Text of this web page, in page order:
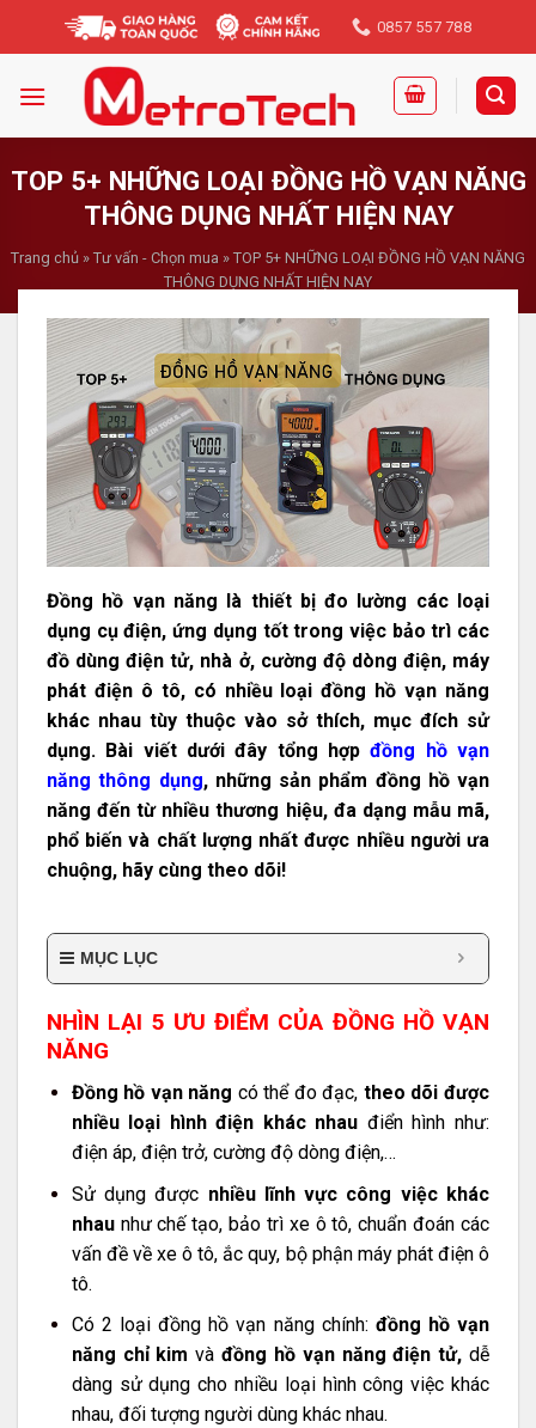
0857 557 788
TOP 5+ NHỮNG LOẠI ĐỒNG HỒ VẠN NĂNG
THÔNG DỤNG NHẤT HIỆN NAY
Trang chủ » Tư vấn - Chọn mua » TOP 5+ NHỮNG LOẠI ĐỒNG HỒ VẠN NĂNG
THÔNG DỤNG NHẤT HIỆN NAY
Đồng hồ vạn năng là thiết bị đo lường các loại
dụng cụ điện, ứng dụng tốt trong việc bảo trì các
đồ dùng điện tử, nhà ở, cường độ dòng điện, máy
phát điện ô tô, có nhiều loại đồng hồ vạn năng
khác nhau tùy thuộc vào sở thích, mục đích sử
dụng. Bài viết dưới đây tổng hợpđồng hồ vạn
năng thông dụng, những sản phẩm đồng hồ vạn
năng đến từ nhiều thương hiệu, đa dạng mẫu mã,
phổ biến và chất lượng nhất được nhiều người ưa
chuộng, hãy cùng theo dõi!
MỤC LỤC
NHÌN LẠI 5 ƯU ĐIỂM CỦA ĐỒNG HỒ VẠN
NĂNG
Đồng hồ vạn năng có thể đo đạc, theo dõi được
nhiều loại hình điện khác nhau điển hình như:
điện áp, điện trở, cường độ dòng điện,…
Sử dụng được nhiều lĩnh vực công việc khác
nhaunhư chế tạo, bảo trì xe ô tô, chuẩn đoán các
vấn đề về xe ô tô, ắc quy, bộ phận máy phát điện ô
tô.
Có 2 loại đồng hồ vạn năng chính: đồng hồ vạn
năng chỉ kim vàđồng hồ vạn năng điện tử, dễ
dàng sử dụng cho nhiều loại hình công việc khác
nhau, đối tượng người dùng khác nhau.